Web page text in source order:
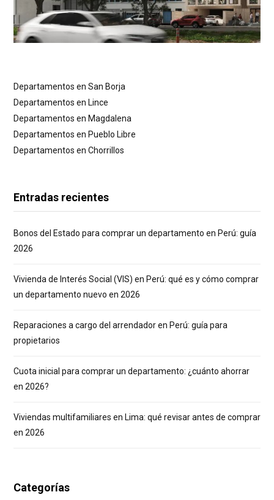
Departamentos en San Borja
Departamentos en Lince
Departamentos en Magdalena
Departamentos en Pueblo Libre
Departamentos en Chorrillos
Entradas recientes
Bonos del Estado para comprar un departamento en Perú: guía
2026
Vivienda de Interés Social (VIS) en Perú: qué es y cómo comprar
un departamento nuevo en 2026
Reparaciones a cargo del arrendador en Perú: guía para
propietarios
Cuota inicial para comprar un departamento: ¿cuánto ahorrar
en 2026?
Viviendas multifamiliares en Lima: qué revisar antes de comprar
en 2026
Categorías